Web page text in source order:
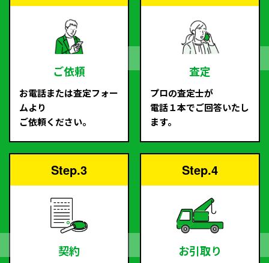
ご依頼
お電話または査定フォー
ムより
ご依頼ください。
査定
プロの査定士が
電話１本でご回答いたし
ます。
Step.3
契約
Step.4
お引取り